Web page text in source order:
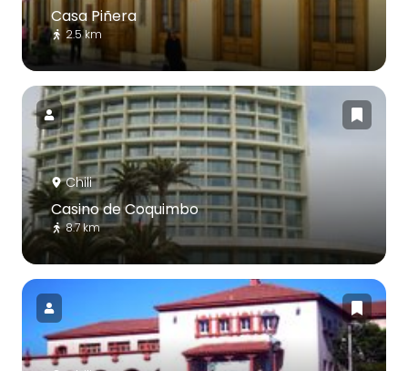
Casa Piñera
2.5 km
Chili
Casino de Coquimbo
8.7 km